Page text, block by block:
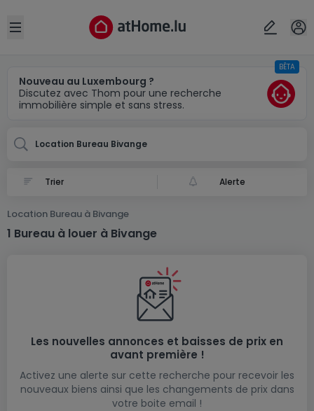
Open sidebar
Nouveau au Luxembourg ?
Discutez avec Thom pour une recherche
immobilière simple et sans stress.
BÊTA
Location Bureau Bivange
Alerte
Location Bureau à Bivange
1 Bureau à louer à Bivange
Les nouvelles annonces et baisses de prix en
avant première !
Activez une alerte sur cette recherche pour recevoir les
nouveaux biens ainsi que les changements de prix dans
votre boite email !
Localité(s)
Annuler OK